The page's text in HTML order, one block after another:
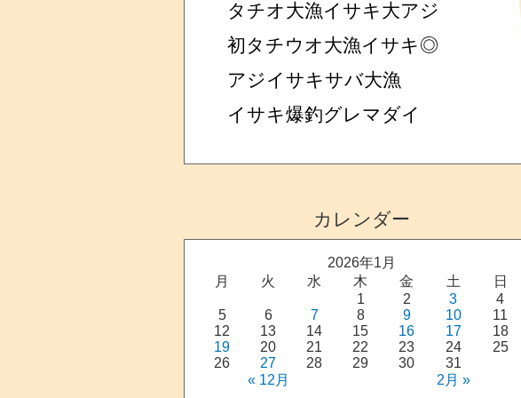
タチオ大漁イサキ大アジ
初タチウオ大漁イサキ◎
アジイサキサバ大漁
イサキ爆釣グレマダイ
カレンダー
2026年1月
月
火 水 木 金 土 日
« 12月 2月 »
1 2 3
4
5
6 7 8 9 10
11
12
13 14 15 16 17
18
19
20 21 22 23 24
25
26
27 28 29 30 31